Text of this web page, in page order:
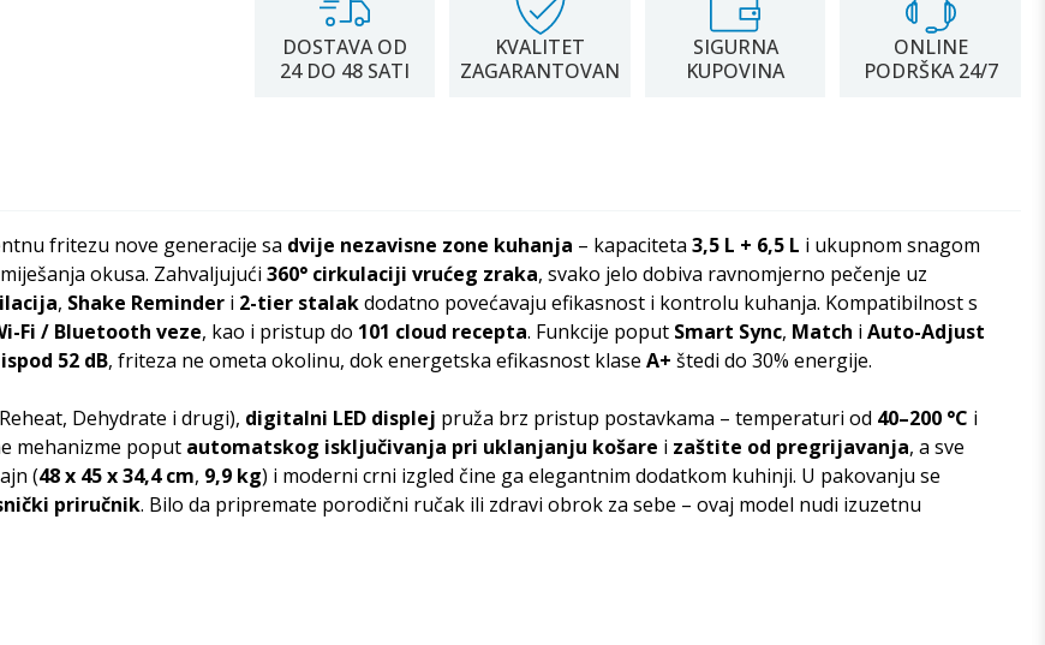
DOSTAVA OD
24 DO 48 SATI
KVALITET
ZAGARANTOVAN
SIGURNA
KUPOVINA
ONLINE
PODRŠKA 24/7
fritezu nove generacije sa dvije nezavisne zone kuhanja – kapaciteta 3,5 L + 6,5 L i ukupnom snagom
okusa. Zahvaljujući 360° cirkulaciji vrućeg zraka, svako jelo dobiva ravnomjerno pečenje uz
, Shake Reminder i 2-tier stalakdodatno povećavaju efikasnost i kontrolu kuhanja. Kompatibilnost s
Fi / Bluetooth veze, kao i pristup do 101 cloud recepta. Funkcije poput Smart Sync, Match i Auto-Adjust
52 dB, friteza ne ometa okolinu, dok energetska efikasnost klase A+ štedi do 30% energije.
Dehydrate i drugi), digitalni LED displej pruža brz pristup postavkama – temperaturi od 40–200 °C i
mehanizme poput automatskog isključivanja pri uklanjanju košare i zaštite od pregrijavanja, a sve
(48 x 45 x 34,4 cm, 9,9 kg) i moderni crni izgled čine ga elegantnim dodatkom kuhinji. U pakovanju se
priručnik. Bilo da pripremate porodični ručak ili zdravi obrok za sebe – ovaj model nudi izuzetnu